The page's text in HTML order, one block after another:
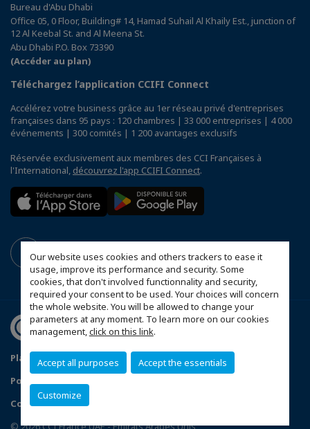
Our website uses cookies and others trackers to ease it
usage, improve its performance and security. Some
cookies, that don't involved functionnality and security,
required your consent to be used. Your choices will concern
the whole website. You will be allowed to change your
parameters at any moment. To learn more on our cookies
management,click on this link.
Accept all purposes Accept the essentials
Customize
Bureau d'Abu Dhabi
Office 05, 0 Floor, Building# 14, Hamad Suhail Al Khaily Est., junction of
12 Al Keebal St. and Al Meena St.
Abu Dhabi P.O. Box 73390
(Accéder au plan)
Téléchargez l’application CCIFI Connect
Accélérez votre business grâce au 1er réseau privé d'entreprises
françaises dans 95 pays : 120 chambres | 33 000 entreprises | 4 000
événements | 300 comités | 1 200 avantages exclusifs
Réservée exclusivement aux membres des CCI Françaises à
l'International, découvrez l'app CCIFI Connect.
Plan du site
Mentions légales
Politique de confidentialité
Configurer vos préférences cookies
© 2026 CCI France UAE - Emirats Arabes Unis